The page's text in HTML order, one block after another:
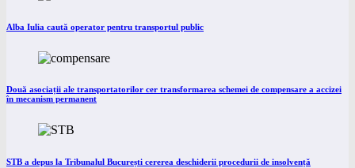
Alba Iulia caută operator pentru transportul public
Două asociații ale transportatorilor cer transformarea schemei de compensare a accizei
în mecanism permanent
STB a depus la Tribunalul București cererea deschiderii procedurii de insolvență